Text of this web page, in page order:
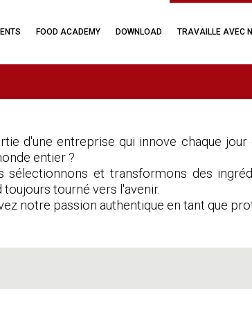
FOOD ACADEMY DOWNLOAD TRAVAILLE AVEC
d'une entreprise qui innove chaque
entier ?
sélectionnons et transformons des
tourné vers l'avenir.
notre passion authentique en tant que